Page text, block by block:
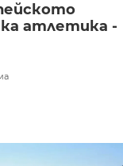
атлетика -